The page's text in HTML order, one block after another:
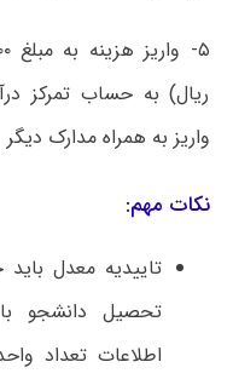
ریال) به حساب تمرکز
واریز به همراه مدارک دیگر
نکات مهم:
تاییدیه معدل
تحصیل دانشجو
اطلاعات تعداد